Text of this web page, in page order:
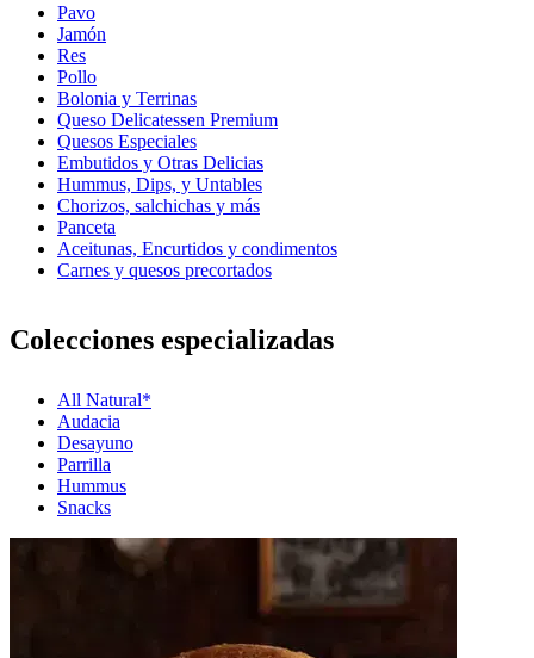
Pavo
Jamón
Res
Pollo
Bolonia y Terrinas
Queso Delicatessen Premium
Quesos Especiales
Embutidos y Otras Delicias
Hummus, Dips, y Untables
Chorizos, salchichas y más
Panceta
Aceitunas, Encurtidos y condimentos
Carnes y quesos precortados
Colecciones especializadas
All Natural*
Audacia
Desayuno
Parrilla
Hummus
Snacks